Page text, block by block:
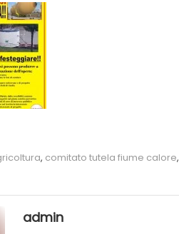
, comitato tutela fiume calore,
admin